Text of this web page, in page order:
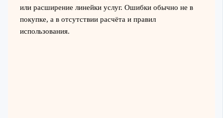
или расширение линейки услуг. Ошибки обычно не в
покупке, а в отсутствии расчёта и правил
использования.